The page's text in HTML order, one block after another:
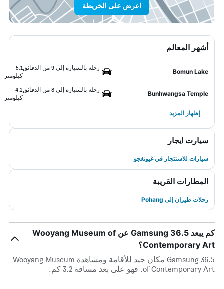
اعرض على الخريطة
أشهر المعالم
Bomun Lake
رحلة بالسيارة إلى 9 من الدقائق
5.1
كيلومتر
Bunhwangsa Temple
رحلة بالسيارة إلى 8 من الدقائق
4.2
كيلومتر
إظهار المزيد
سيارت ايجار
سيارات للاستئجار في غيونغجو
المطارات القريبة
رحلات طيران إلى Pohang
كم يبعد Gamsung 36.5 عن Wooyang Museum of
Contemporary Art؟
Gamsung 36.5 مكان جيد للأقامة ومشاهدة Wooyang Museum
of Contemporary Art. فهو على بعد مسافة 3.2 كم.